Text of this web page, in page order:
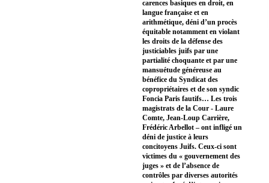
carences basiques en droit, en
langue française et en
arithmétique, déni d’un procès
équitable notamment en violant
les droits de la défense des
justiciables juifs par une
partialité choquante et par une
mansuétude généreuse au
bénéfice du Syndicat des
copropriétaires et de son syndic
Foncia Paris fautifs… Les trois
magistrats de la Cour - Laure
Comte, Jean-Loup Carrière,
Frédéric Arbellot – ont infligé un
déni de justice à leurs
concitoyens Juifs. Ceux-ci sont
victimes du « gouvernement des
juges » et de l’absence de
contrôles par diverses autorités